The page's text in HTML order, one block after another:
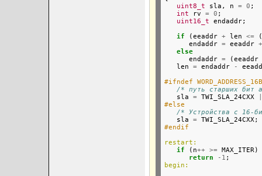
uint8_t sla, n = 0 ;
int rv = 0 ;
uint16_t endaddr;
if (eeaddr + len <=
      endaddr
= eeaddr +
else
      endaddr
= (eeaddr
   len
= endaddr -
#ifndef
/* путь старших бит
   sla
= TWI_SLA_24CXX
#else
/* Устройства с 16-
   sla
=
#endif
restart:
if (n++ >= MAX_ITER)
return
-1
begin: